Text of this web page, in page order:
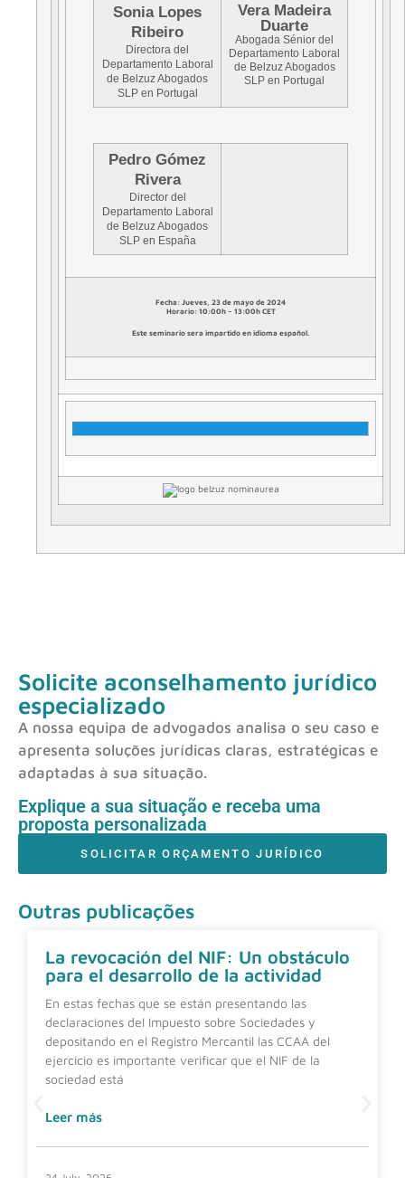
Sonia Lopes
Ribeiro
Directora del
Departamento Laboral
de Belzuz Abogados
SLP en Portugal
Vera Madeira
Duarte
Abogada Sénior del
Departamento Laboral
de Belzuz Abogados
SLP en Portugal
Pedro Gómez
Rivera
Director del
Departamento Laboral
de Belzuz Abogados
SLP en España
Fecha: Jueves, 23 de mayo de 2024
Horario: 10:00h – 13:00h CET
Este seminario sera impartido en idioma español.
Solicite aconselhamento jurídico
especializado
A nossa equipa de advogados analisa o seu caso e
apresenta soluções jurídicas claras, estratégicas e
adaptadas à sua situação.
Explique a sua situação e receba uma
proposta personalizada
SOLICITAR ORÇAMENTO JURÍDICO
Outras publicações
La revocación del NIF: Un obstáculo
para el desarrollo de la actividad
En estas fechas que se están presentando las
declaraciones del Impuesto sobre Sociedades y
depositando en el Registro Mercantil las CCAA del
ejercicio es importante verificar que el NIF de la
sociedad está
Leer más